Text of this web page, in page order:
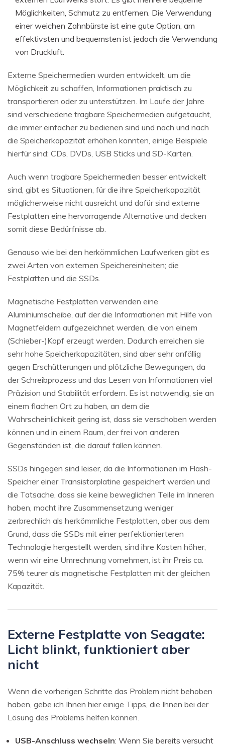
Möglichkeiten, Schmutz zu entfernen. Die Verwendung
einer weichen Zahnbürste ist eine gute Option, am
effektivsten und bequemsten ist jedoch die Verwendung
von Druckluft.
Externe Speichermedien wurden entwickelt, um die
Möglichkeit zu schaffen, Informationen praktisch zu
transportieren oder zu unterstützen. Im Laufe der Jahre
sind verschiedene tragbare Speichermedien aufgetaucht,
die immer einfacher zu bedienen sind und nach und nach
die Speicherkapazität erhöhen konnten, einige Beispiele
hierfür sind: CDs, DVDs, USB Sticks und SD-Karten.
Auch wenn tragbare Speichermedien besser entwickelt
sind, gibt es Situationen, für die ihre Speicherkapazität
möglicherweise nicht ausreicht und dafür sind externe
Festplatten eine hervorragende Alternative und decken
somit diese Bedürfnisse ab.
Genauso wie bei den herkömmlichen Laufwerken gibt es
zwei Arten von externen Speichereinheiten; die
Festplatten und die SSDs.
Magnetische Festplatten verwenden eine
Aluminiumscheibe, auf der die Informationen mit Hilfe von
Magnetfeldern aufgezeichnet werden, die von einem
(Schieber-)Kopf erzeugt werden. Dadurch erreichen sie
sehr hohe Speicherkapazitäten, sind aber sehr anfällig
gegen Erschütterungen und plötzliche Bewegungen, da
der Schreibprozess und das Lesen von Informationen viel
Präzision und Stabilität erfordern. Es ist notwendig, sie an
einem flachen Ort zu haben, an dem die
Wahrscheinlichkeit gering ist, dass sie verschoben werden
können und in einem Raum, der frei von anderen
Gegenständen ist, die darauf fallen können.
SSDs hingegen sind leiser, da die Informationen im Flash-
Speicher einer Transistorplatine gespeichert werden und
die Tatsache, dass sie keine beweglichen Teile im Inneren
haben, macht ihre Zusammensetzung weniger
zerbrechlich als herkömmliche Festplatten, aber aus dem
Grund, dass die SSDs mit einer perfektionierteren
Technologie hergestellt werden, sind ihre Kosten höher,
wenn wir eine Umrechnung vornehmen, ist ihr Preis ca.
75% teurer als magnetische Festplatten mit der gleichen
Kapazität.
Externe Festplatte von Seagate:
Licht blinkt, funktioniert aber
nicht
Wenn die vorherigen Schritte das Problem nicht behoben
haben, gebe ich Ihnen hier einige Tipps, die Ihnen bei der
Lösung des Problems helfen können.
USB-Anschluss wechseln: Wenn Sie bereits versucht